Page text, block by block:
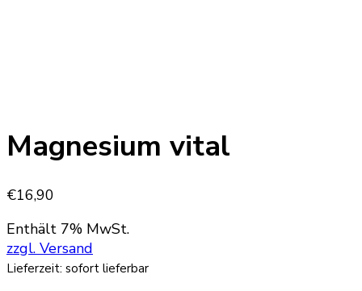
Magnesium vital
€16,90
Enthält 7% MwSt.
zzgl. Versand
Lieferzeit: sofort lieferbar